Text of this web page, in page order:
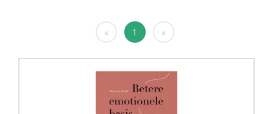
« 1 »